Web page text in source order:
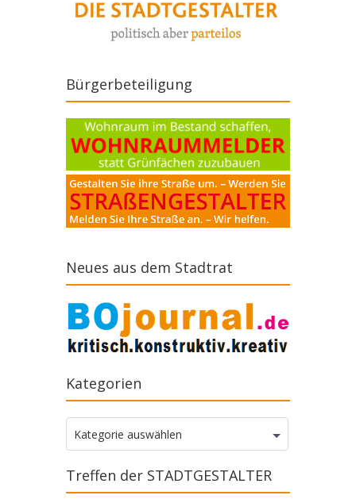
Bürgerbeteiligung
Neues aus dem Stadtrat
Kategorien
Kategorien
Kategorie auswählen
Treffen der STADTGESTALTER